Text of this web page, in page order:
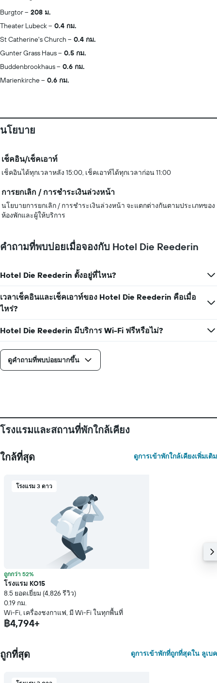
Burgtor
208 ม.
Theater Lubeck
0.4 กม.
St Catherine's Church
0.4 กม.
Gunter Grass Haus
0.5 กม.
Buddenbrookhaus
0.6 กม.
Marienkirche
0.6 กม.
นโยบาย
เช็คอิน/เช็คเอาท์
เช็คอินได้ทุกเวลาหลัง 15:00, เช็คเอาท์ได้ทุกเวลาก่อน 11:00
การยกเลิก / การชำระเงินล่วงหน้า
นโยบายการยกเลิก / การชำระเงินล่วงหน้า จะแตกต่างกันตามประเภทของ
ห้องพักและผู้ให้บริการ
คำถามที่พบบ่อยเมื่อจองกับ Hotel Die Reederin
Hotel Die Reederin ตั้งอยู่ที่ไหน?
เวลาเช็คอินและเช็คเอาท์ของ Hotel Die Reederin คือเมื่อ
ไหร่?
Hotel Die Reederin มีบริการ Wi-Fi ฟรีหรือไม่?
ดูคำถามที่พบบ่อยมากขึ้น
โรงแรมและสถานที่พักใกล้เคียง
ใกล้ที่สุด ดูการเข้าพักใกล้เคียงเพิ่มเติม
โรงแรม 3 ดาว
ถูกกว่า 52%
โรงแรม KO15
8.5 ยอดเยี่ยม (4,826 รีวิว)
0.19 กม.
Wi-Fi, เครื่องชงกาแฟ, มี Wi-Fi ในทุกพื้นที่
฿4,794+
ถูกที่สุด ดูการเข้าพักที่ถูกที่สุดใน ลูเบค